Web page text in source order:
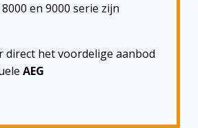
en 9000 serie zijn
direct het voordelige aanbod
AEG